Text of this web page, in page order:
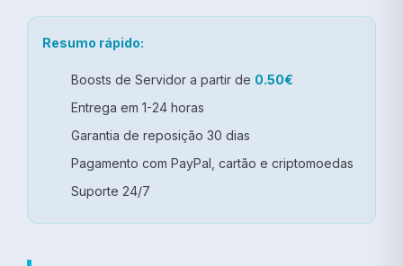
Resumo rápido:
Boosts de Servidor a partir de 0.50€
Entrega em 1-24 horas
Garantia de reposição 30 dias
Pagamento com PayPal, cartão e criptomoedas
Suporte 24/7